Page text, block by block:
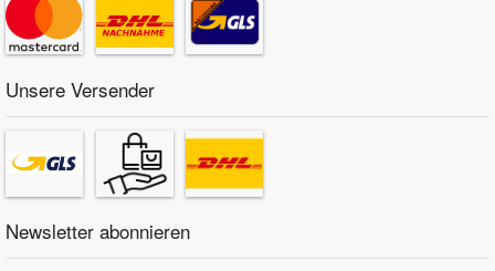
Unsere Versender
Newsletter abonnieren